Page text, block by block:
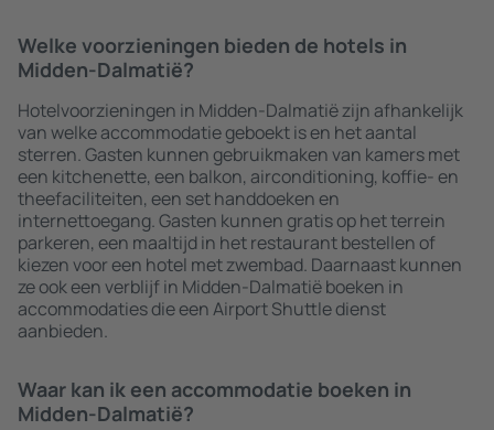
Welke voorzieningen bieden de hotels in
Midden-Dalmatië?
Hotelvoorzieningen in Midden-Dalmatië zijn afhankelijk
van welke accommodatie geboekt is en het aantal
sterren. Gasten kunnen gebruikmaken van kamers met
een kitchenette, een balkon, airconditioning, koffie- en
theefaciliteiten, een set handdoeken en
internettoegang. Gasten kunnen gratis op het terrein
parkeren, een maaltijd in het restaurant bestellen of
kiezen voor een hotel met zwembad. Daarnaast kunnen
ze ook een verblijf in Midden-Dalmatië boeken in
accommodaties die een Airport Shuttle dienst
aanbieden.
Waar kan ik een accommodatie boeken in
Midden-Dalmatië?